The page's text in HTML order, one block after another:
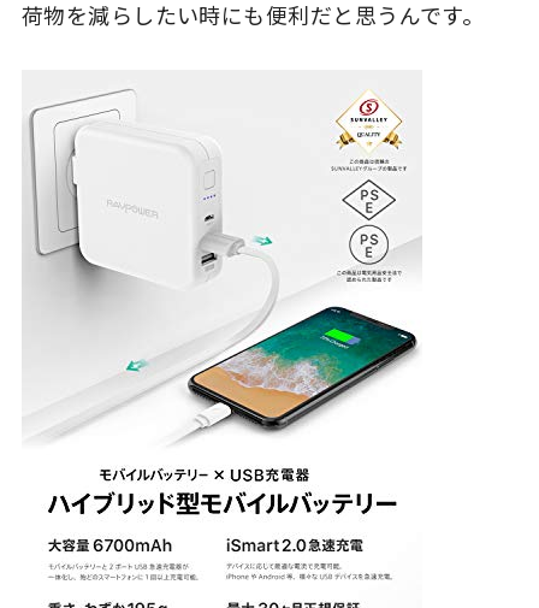
荷物を減らしたい時にも便利だと思うんです。